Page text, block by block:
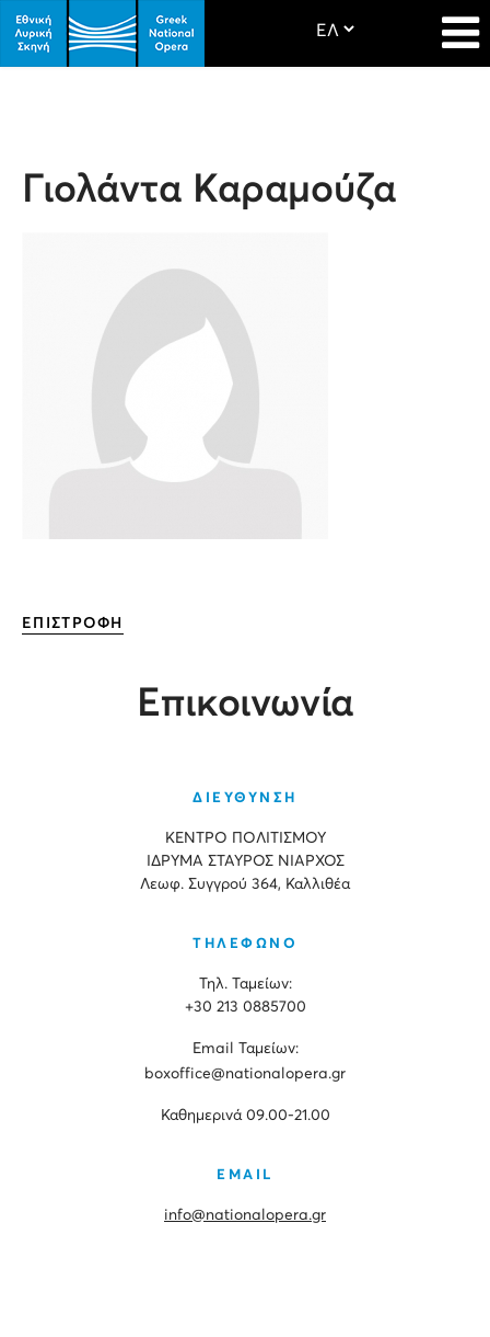
Γιολάντα Καραμούζα
ΕΠΙΣΤΡΟΦΗ
Επικοινωνία
ΔΙΕΥΘΥΝΣΗ
ΚΕΝΤΡΟ ΠΟΛΙΤΙΣΜΟΥ
ΙΔΡΥΜΑ ΣΤΑΥΡΟΣ ΝΙΑΡΧΟΣ
Λεωφ. Συγγρού 364, Καλλιθέα
ΤΗΛΕΦΩΝΟ
Τηλ. Ταμείων:
+30 213 0885700
Εmail Ταμείων:
boxoffice@nationalopera.gr
Καθημερινά 09.00-21.00
EMAIL
info@nationalopera.gr